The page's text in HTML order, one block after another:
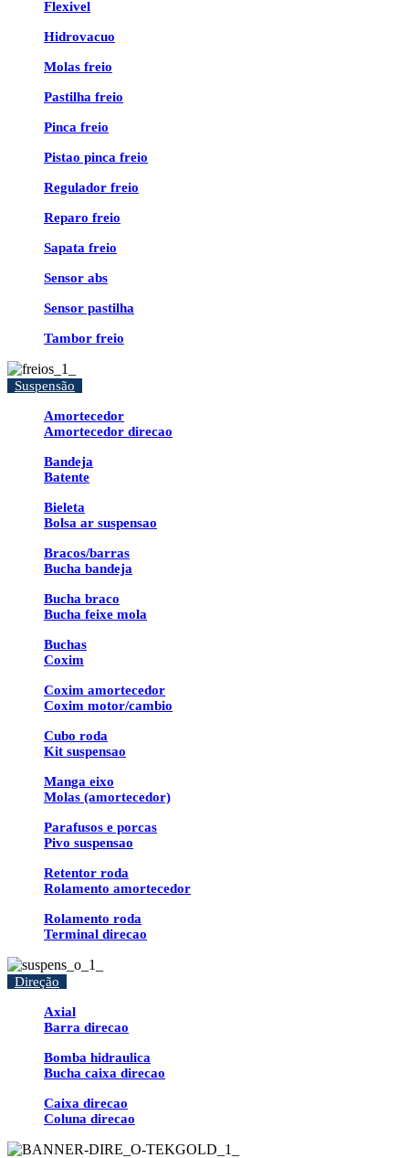
Flexivel
Hidrovacuo
Molas freio
Pastilha freio
Pinca freio
Pistao pinca freio
Regulador freio
Reparo freio
Sapata freio
Sensor abs
Sensor pastilha
Tambor freio
Suspensão
Amortecedor
Amortecedor direcao
Bandeja
Batente
Bieleta
Bolsa ar suspensao
Bracos/barras
Bucha bandeja
Bucha braco
Bucha feixe mola
Buchas
Coxim
Coxim amortecedor
Coxim motor/cambio
Cubo roda
Kit suspensao
Manga eixo
Molas (amortecedor)
Parafusos e porcas
Pivo suspensao
Retentor roda
Rolamento amortecedor
Rolamento roda
Terminal direcao
Direção
Axial
Barra direcao
Bomba hidraulica
Bucha caixa direcao
Caixa direcao
Coluna direcao